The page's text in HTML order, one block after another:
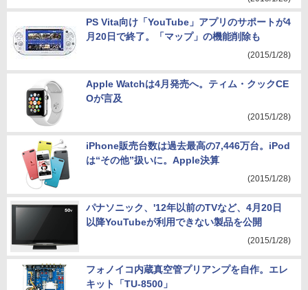
PS Vita向け「YouTube」アプリのサポートが4
月20日で終了。「マップ」の機能削除も
(2015/1/28)
Apple Watchは4月発売へ。ティム・クックCE
Oが言及
(2015/1/28)
iPhone販売台数は過去最高の7,446万台。iPod
は“その他”扱いに。Apple決算
(2015/1/28)
パナソニック、'12年以前のTVなど、4月20日
以降YouTubeが利用できない製品を公開
(2015/1/28)
フォノイコ内蔵真空管プリアンプを自作。エレ
キット「TU-8500」